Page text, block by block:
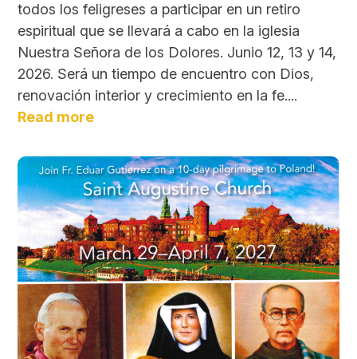
todos los feligreses a participar en un retiro
espiritual que se llevará a cabo en la iglesia
Nuestra Señora de los Dolores. Junio 12, 13 y 14,
2026. Será un tiempo de encuentro con Dios,
renovación interior y crecimiento en la fe....
Read more